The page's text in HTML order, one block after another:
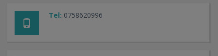
Tel: 0758620996